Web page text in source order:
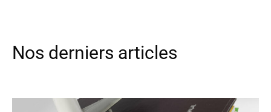
Nos derniers articles